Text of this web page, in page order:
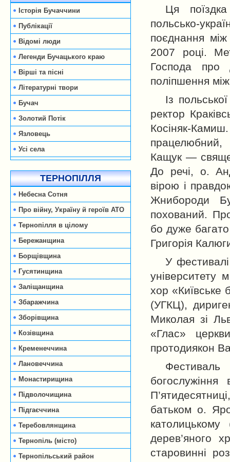
Історія Бучаччини
Публікації
Відомі люди
Легенди Бучацького краю
Вірші та пісні
Літературні твори
Бучач
Золотий Потік
Язловець
Усі села
ТЕРНОПІЛЛЯ
Небесна Сотня
Про війну, Україну й героїв АТО
Тернопілля в цілому
Бережанщина
Борщівщина
Гусятинщина
Заліщанщина
Збаражчина
Зборівщина
Козівщина
Кременеччина
Лановеччина
Монастирищина
Підволочищина
Підгаєччина
Теребовлянщина
Тернопіль (місто)
Тернопільський район
Ця
польсько-
поєднання
2007 році.
Господа про
поліпшення
Із
ректор
Косіняк-
Кащук —
До речі, о.
вірою і
Жнибороди
похований.
бо дуже багато
Григорія
У
університету
хор «Київське
(УГКЦ),
Миколая зі
«Глас»
протодиякон
батьком о.
дерев’яного
старовинні